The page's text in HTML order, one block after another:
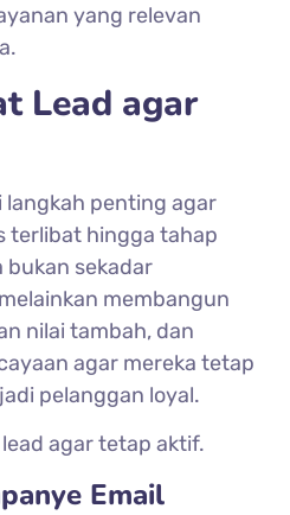
yang relevan
Lead agar
langkah penting agar
terlibat hingga tahap
bukan sekadar
membangun
nilai tambah, dan
agar mereka tetap
pelanggan loyal.
agar tetap aktif.
Email